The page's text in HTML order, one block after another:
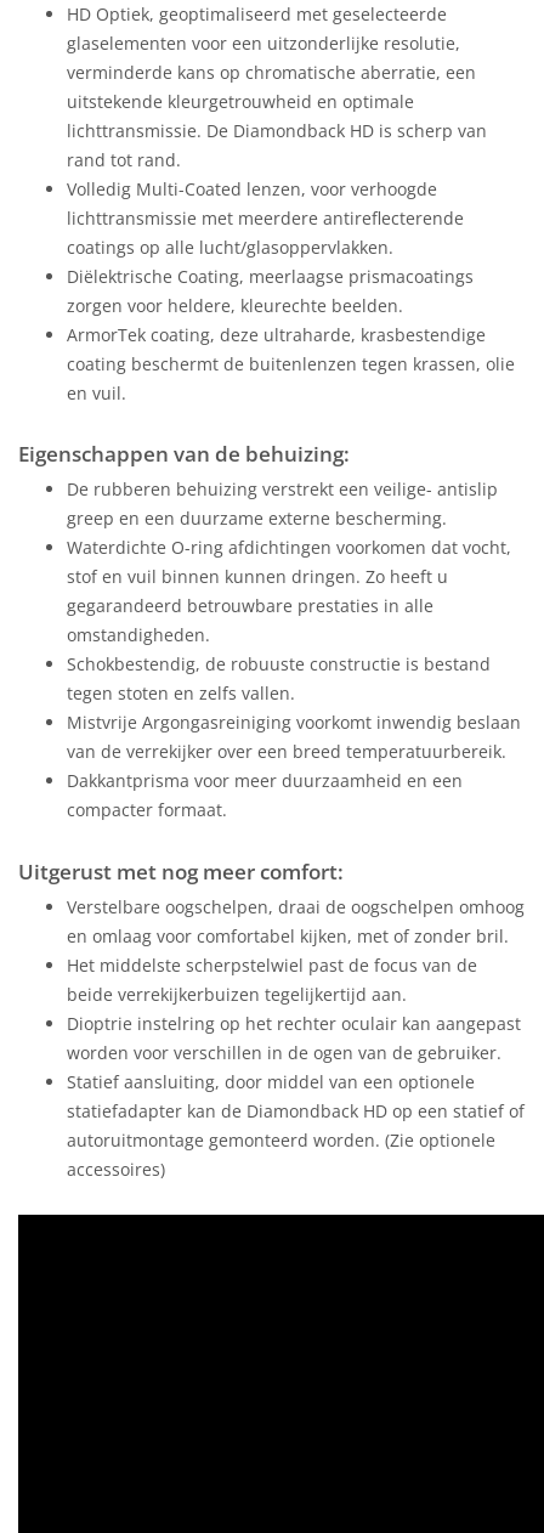
HD Optiek, geoptimaliseerd met geselecteerde
glaselementen voor een uitzonderlijke resolutie,
verminderde kans op chromatische aberratie, een
uitstekende kleurgetrouwheid en optimale
lichttransmissie. De Diamondback HD is scherp van
rand tot rand.
Volledig Multi-Coated lenzen, voor verhoogde
lichttransmissie met meerdere antireflecterende
coatings op alle lucht/glasoppervlakken.
Diëlektrische Coating, meerlaagse prismacoatings
zorgen voor heldere, kleurechte beelden.
ArmorTek coating, deze ultraharde, krasbestendige
coating beschermt de buitenlenzen tegen krassen, olie
en vuil.
Eigenschappen van de behuizing:
De rubberen behuizing verstrekt een veilige- antislip
greep en een duurzame externe bescherming.
Waterdichte O-ring afdichtingen voorkomen dat vocht,
stof en vuil binnen kunnen dringen. Zo heeft u
gegarandeerd betrouwbare prestaties in alle
omstandigheden.
Schokbestendig, de robuuste constructie is bestand
tegen stoten en zelfs vallen.
Mistvrije Argongasreiniging voorkomt inwendig beslaan
van de verrekijker over een breed temperatuurbereik.
Dakkantprisma voor meer duurzaamheid en een
compacter formaat.
Uitgerust met nog meer comfort:
Verstelbare oogschelpen, draai de oogschelpen omhoog
en omlaag voor comfortabel kijken, met of zonder bril.
Het middelste scherpstelwiel past de focus van de
beide verrekijkerbuizen tegelijkertijd aan.
Dioptrie instelring op het rechter oculair kan aangepast
worden voor verschillen in de ogen van de gebruiker.
Statief aansluiting, door middel van een optionele
statiefadapter kan de Diamondback HD op een statief of
autoruitmontage gemonteerd worden. (Zie optionele
accessoires)